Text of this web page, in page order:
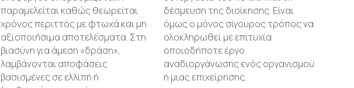
παραμελείται καθώς θεωρείται
χρόνος περιττός με φτωχά και μη
αξιοποιήσιμα αποτελέσματα. Στη
βιασύνη για άμεση «δράση»,
λαμβάνονται αποφάσεις
βασισμένες σε ελλιπή ή
δέσμευση της διοίκησης. Είναι
όμως ο μόνος σίγουρος τρόπος να
ολοκληρωθεί με επιτυχία
οποιοδήποτε έργο
αναδιοργάνωσης ενός οργανισμού
ή μιας επιχείρησης.